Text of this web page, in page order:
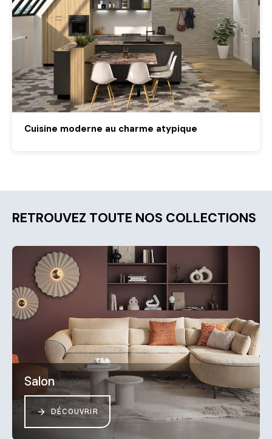
Cuisine moderne au charme atypique
RETROUVEZ TOUTE NOS COLLECTIONS
Salon
DÉCOUVRIR